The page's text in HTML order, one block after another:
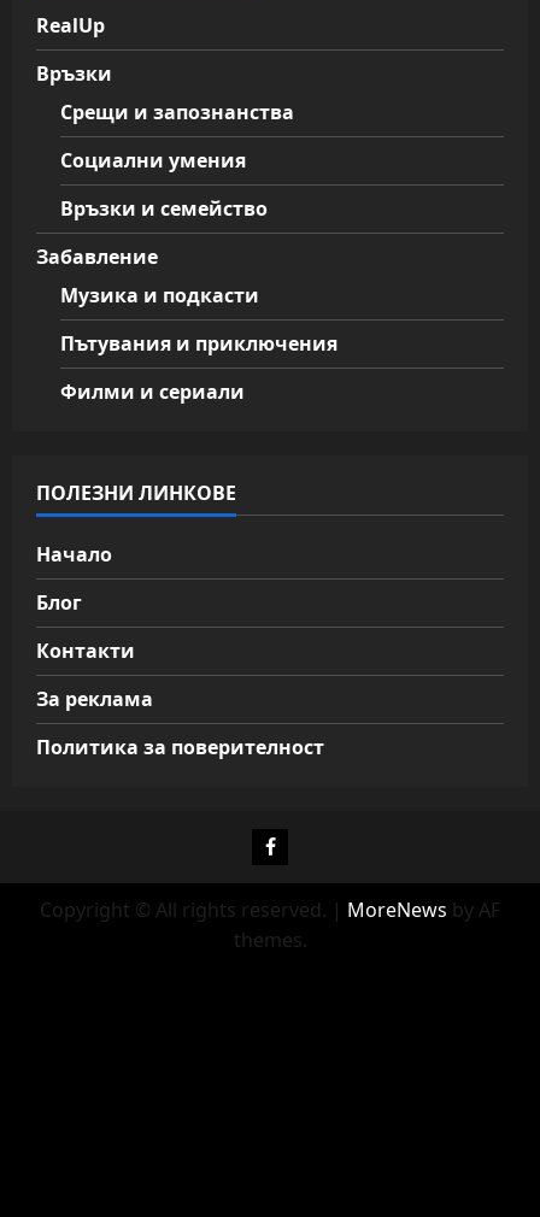
RealUp
Връзки
Срещи и запознанства
Социални умения
Връзки и семейство
Забавление
Музика и подкасти
Пътувания и приключения
Филми и сериали
ПОЛЕЗНИ ЛИНКОВЕ
Начало
Блог
Контакти
За реклама
Политика за поверителност
Фейсбук
Copyright © All rights reserved. | MoreNews by AF
themes.